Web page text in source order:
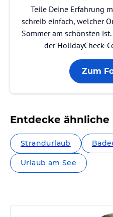
Teile Deine Erfahrung
schreib einfach, welcher
Sommer am schönsten
der HolidayCheck-
Zum
Entdecke
Strandurlaub
Urlaub am See